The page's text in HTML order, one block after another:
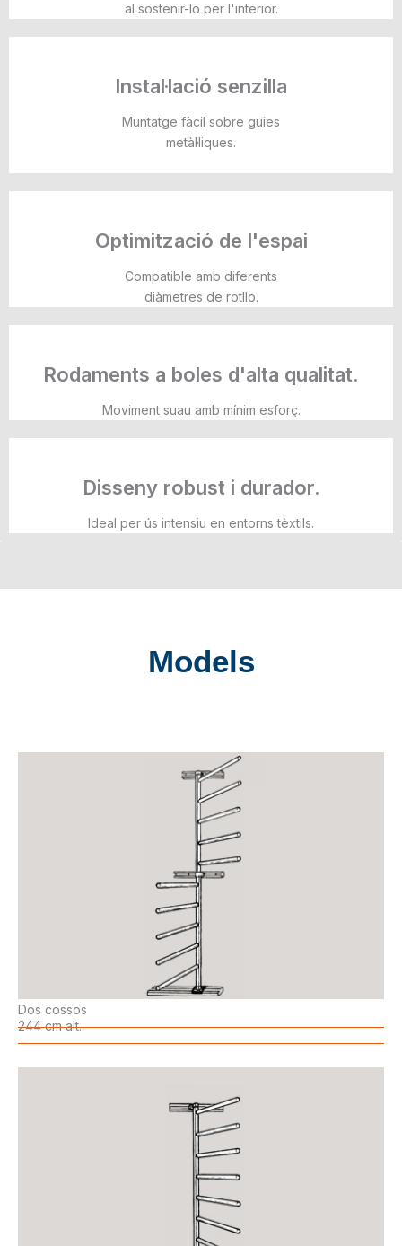
al sostenir-lo per l'interior.
Instal·lació senzilla
Muntatge fàcil sobre guies
metàl·liques.
Optimització de l'espai
Compatible amb diferents
diàmetres de rotllo.
Rodaments a boles d'alta qualitat.
Moviment suau amb mínim esforç.
Disseny robust i durador.
Ideal per ús intensiu en entorns tèxtils.
Models
Dos cossos
244 cm alt.